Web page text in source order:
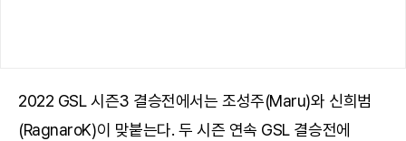
2022 GSL 시즌3 결승전에서는 조성주(Maru)와 신희범
(RagnaroK)이 맞붙는다. 두 시즌 연속 GSL 결승전에